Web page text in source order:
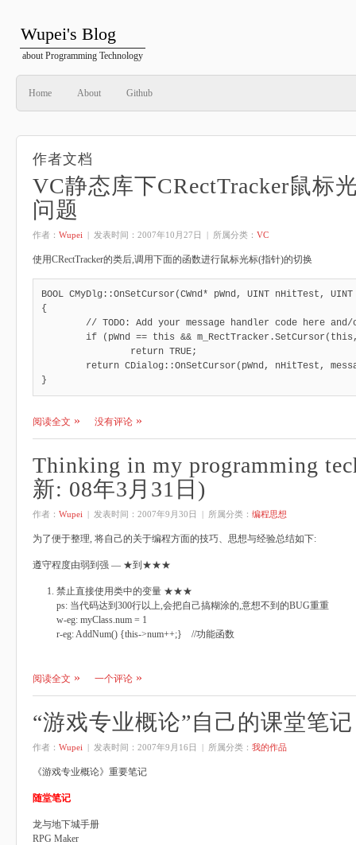
Wupei's Blog
about Programming Technology
Home About Github
作者文档
VC静态库下CRectTracker鼠标
问题
作者： Wupei | 发表时间： 2007年10月27日 | 所属分类： VC
使用CRectTracker的类后,调用下面的函数进行鼠标光标(指针)的切换
BOOL CMyDlg::OnSetCursor(CWnd* pWnd, UINT nHitTest,
{
}
阅读全文 没有评论
Thinking in my programming
新: 08年3月31日)
作者： Wupei | 发表时间： 2007年9月30日 | 所属分类： 编程思想
为了便于整理, 将自己的关于编程方面的技巧、思想与经验总结如下:
遵守程度由弱到强 — ★到★★★
禁止直接使用类中的变量 ★★★
ps: 当代码达到300行以上,会把自己搞糊涂的,意想不到的BUG重重
w-eg: myClass.num = 1
r-eg: AddNum() {this->num++;} //功能函数
阅读全文 一个评论
“游戏专业概论”自己的课堂笔记
作者： Wupei | 发表时间： 2007年9月16日 | 所属分类： 我的作品
《游戏专业概论》重要笔记
随堂笔记
龙与地下城手册
RPG Maker